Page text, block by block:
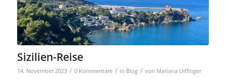
Sizilien-Reise
14. November 2023 / 0 Kommentare / in Blog / von Mariana Uiffinger